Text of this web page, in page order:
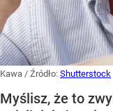
Kawa / Źródło: Shutterstock
Myślisz, że to